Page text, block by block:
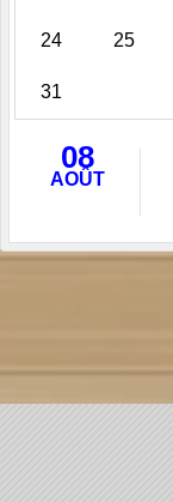
24 25
31
08
AOÛT